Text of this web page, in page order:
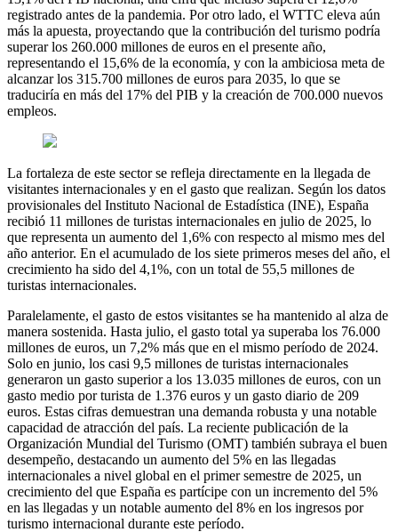
registrado antes de la pandemia. Por otro lado, el WTTC eleva aún
más la apuesta, proyectando que la contribución del turismo podría
superar los 260.000 millones de euros en el presente año,
representando el 15,6% de la economía, y con la ambiciosa meta de
alcanzar los 315.700 millones de euros para 2035, lo que se
traduciría en más del 17% del PIB y la creación de 700.000 nuevos
empleos.
La fortaleza de este sector se refleja directamente en la llegada de
visitantes internacionales y en el gasto que realizan. Según los datos
provisionales del Instituto Nacional de Estadística (INE), España
recibió 11 millones de turistas internacionales en julio de 2025, lo
que representa un aumento del 1,6% con respecto al mismo mes del
año anterior. En el acumulado de los siete primeros meses del año, el
crecimiento ha sido del 4,1%, con un total de 55,5 millones de
turistas internacionales.
Paralelamente, el gasto de estos visitantes se ha mantenido al alza de
manera sostenida. Hasta julio, el gasto total ya superaba los 76.000
millones de euros, un 7,2% más que en el mismo período de 2024.
Solo en junio, los casi 9,5 millones de turistas internacionales
generaron un gasto superior a los 13.035 millones de euros, con un
gasto medio por turista de 1.376 euros y un gasto diario de 209
euros. Estas cifras demuestran una demanda robusta y una notable
capacidad de atracción del país. La reciente publicación de la
Organización Mundial del Turismo (OMT) también subraya el buen
desempeño, destacando un aumento del 5% en las llegadas
internacionales a nivel global en el primer semestre de 2025, un
crecimiento del que España es partícipe con un incremento del 5%
en las llegadas y un notable aumento del 8% en los ingresos por
turismo internacional durante este período.